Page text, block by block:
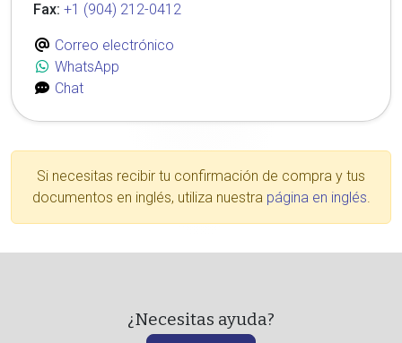
Fax: +1 (904) 212-0412
Correo electrónico
WhatsApp
Chat
Si necesitas recibir tu confirmación de compra y tus
documentos en inglés, utiliza nuestra página en inglés.
¿Necesitas ayuda?